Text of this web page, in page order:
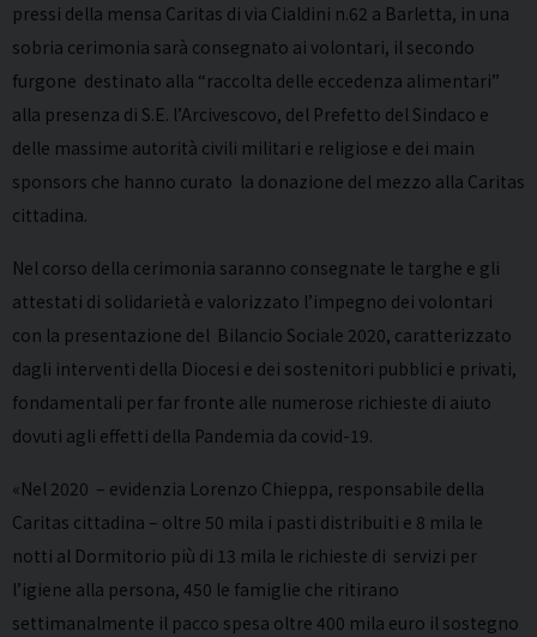
pressi della mensa Caritas di via Cialdini n.62 a Barletta, in una
sobria cerimonia sarà consegnato ai volontari, il secondo
furgone destinato alla “raccolta delle eccedenza alimentari”
alla presenza di S.E. l’Arcivescovo, del Prefetto del Sindaco e
delle massime autorità civili militari e religiose e dei main
sponsors che hanno curato la donazione del mezzo alla Caritas
cittadina.
Nel corso della cerimonia saranno consegnate le targhe e gli
attestati di solidarietà e valorizzato l’impegno dei volontari
con la presentazione del Bilancio Sociale 2020, caratterizzato
dagli interventi della Diocesi e dei sostenitori pubblici e privati,
fondamentali per far fronte alle numerose richieste di aiuto
dovuti agli effetti della Pandemia da covid-19.
«Nel 2020 – evidenzia Lorenzo Chieppa, responsabile della
Caritas cittadina – oltre 50 mila i pasti distribuiti e 8 mila le
notti al Dormitorio più di 13 mila le richieste di servizi per
l’igiene alla persona, 450 le famiglie che ritirano
settimanalmente il pacco spesa oltre 400 mila euro il sostegno